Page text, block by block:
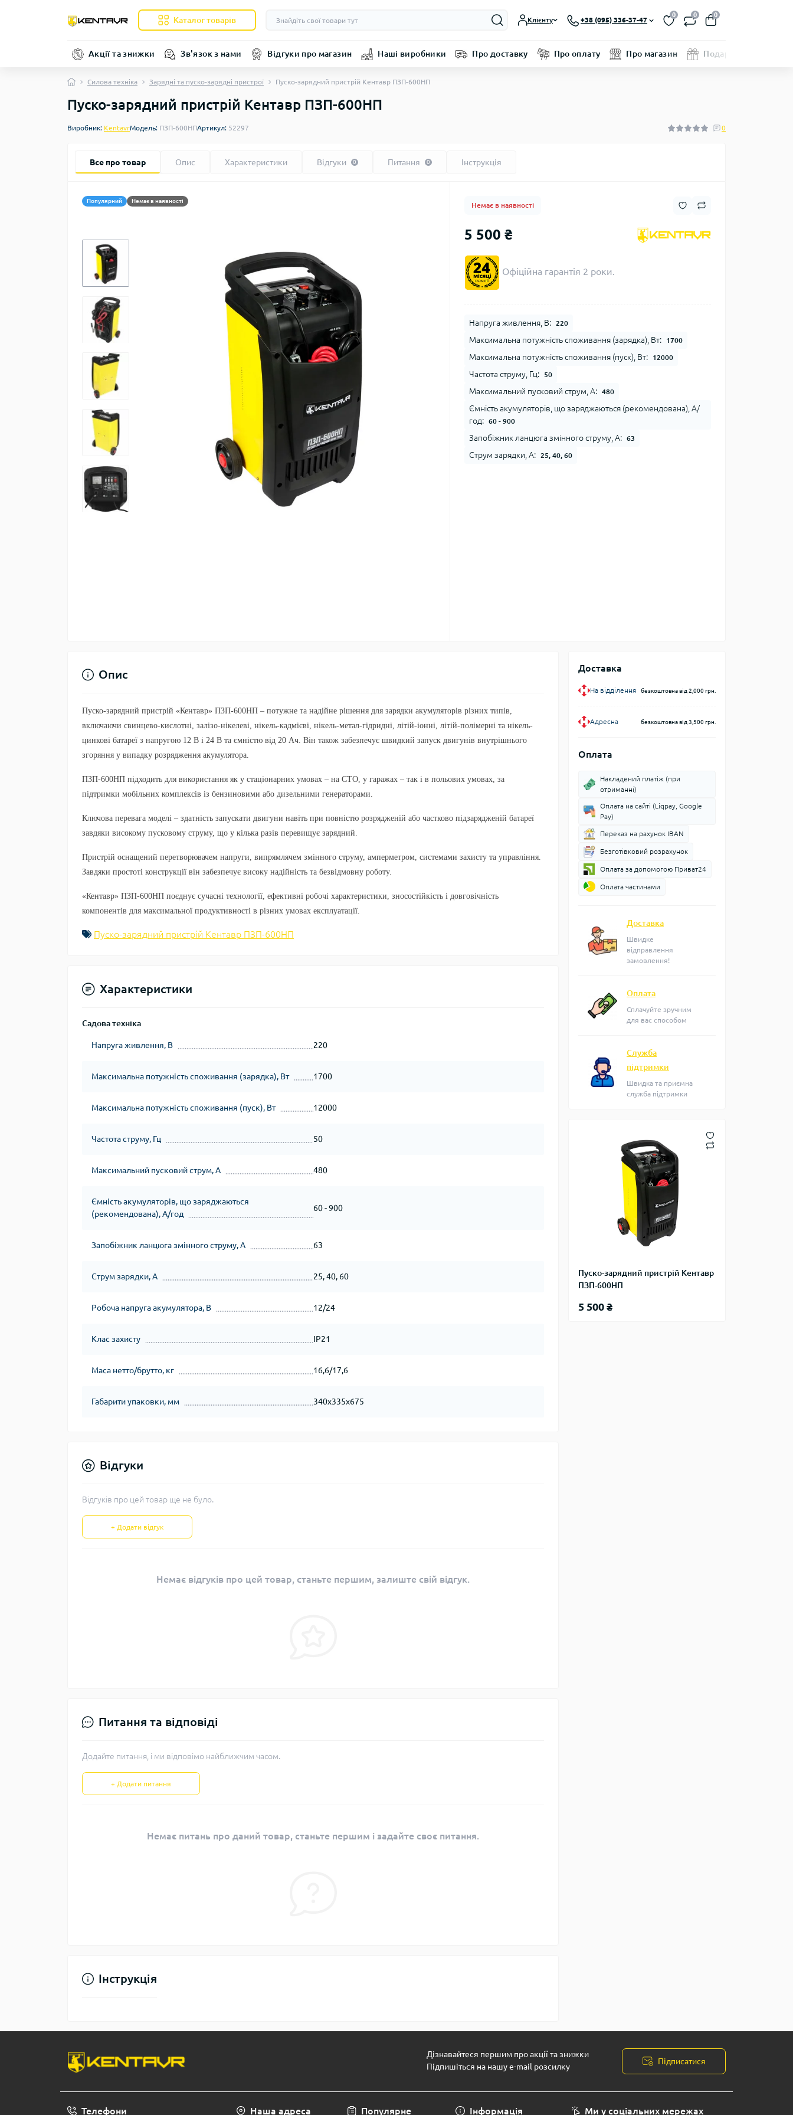
Каталог товарів Клієнту +38 (095) 336-37-47
0 0 0
Акції та знижки Зв'язок з нами Відгуки про магазин Наші виробники Про доставку Про оплату Про магазин Подарунковий
Силова техніка Зарядні та пуско-зарядні пристрої Пуско-зарядний пристрій Кентавр ПЗП-600НП
Пуско-зарядний пристрій Кентавр ПЗП-600НП
Виробник: KentavrМодель: ПЗП-600НПАртикул: 52297 0
Все про товар Опис Характеристики Відгуки 0 Питання 0 Інструкція
Популярний Немає в наявності
Немає в наявності
5 500 ₴
Офіційна гарантія 2 роки.
Напруга живлення, В: 220
Максимальна потужність споживання (зарядка), Вт: 1700
Максимальна потужність споживання (пуск), Вт: 12000
Частота струму, Гц: 50
Максимальний пусковий струм, А: 480
Ємність акумуляторів, що заряджаються (рекомендована), А/
год:
60 - 900
Запобіжник ланцюга змінного струму, А: 63
Струм зарядки, А: 25, 40, 60
Доставка
На відділення безкоштовна від 2,000 грн.
Адресна безкоштовна від 3,500 грн.
Оплата
Накладений платіж (при
отриманні)
Оплата на сайті (Liqpay, Google
Pay)
Переказ на рахунок IBAN
Безготівковий розрахунок
Оплата за допомогою Приват24
Оплата частинами
Доставка
Швидке
відправлення
замовлення!
Оплата
Сплачуйте зручним
для вас способом
Служба
підтримки
Швидка та приємна
служба підтримки
Пуско-зарядний пристрій Кентавр
ПЗП-600НП
5 500 ₴
Опис
Пуско-зарядний пристрій «Кентавр» ПЗП-600НП – потужне та надійне рішення для зарядки акумуляторів різних типів,
включаючи свинцево-кислотні, залізо-нікелеві, нікель-кадмієві, нікель-метал-гідридні, літій-іонні, літій-полімерні та нікель-
цинкові батареї з напругою 12 В і 24 В та ємністю від 20 Ач. Він також забезпечує швидкий запуск двигунів внутрішнього
згоряння у випадку розрядження акумулятора.
ПЗП-600НП підходить для використання як у стаціонарних умовах – на СТО, у гаражах – так і в польових умовах, за
підтримки мобільних комплексів із бензиновими або дизельними генераторами.
Ключова перевага моделі – здатність запускати двигуни навіть при повністю розрядженій або частково підзарядженій батареї
завдяки високому пусковому струму, що у кілька разів перевищує зарядний.
Пристрій оснащений перетворювачем напруги, випрямлячем змінного струму, амперметром, системами захисту та управління.
Завдяки простоті конструкції він забезпечує високу надійність та безвідмовну роботу.
«Кентавр» ПЗП-600НП поєднує сучасні технології, ефективні робочі характеристики, зносостійкість і довговічність
компонентів для максимальної продуктивності в різних умовах експлуатації.
Пуско-зарядний пристрій Кентавр ПЗП-600НП
Характеристики
Садова техніка
Напруга живлення, В 220
Максимальна потужність споживання (зарядка), Вт 1700
Максимальна потужність споживання (пуск), Вт 12000
Частота струму, Гц 50
Максимальний пусковий струм, А 480
Ємність акумуляторів, що заряджаються
(рекомендована), А/год
60 - 900
Запобіжник ланцюга змінного струму, А 63
Струм зарядки, А 25, 40, 60
Робоча напруга акумулятора, В 12/24
Клас захисту IP21
Маса нетто/брутто, кг 16,6/17,6
Габарити упаковки, мм 340х335х675
Відгуки
Відгуків про цей товар ще не було.
+ Додати відгук
Немає відгуків про цей товар, станьте першим, залиште свій відгук.
Питання та відповіді
Додайте питання, і ми відповімо найближчим часом.
+ Додати питання
Немає питань про даний товар, станьте першим і задайте своє питання.
Інструкція
Дізнавайтеся першим про акції та знижки
Підпишіться на нашу e-mail розсилку
Підписатися
Телефони Наша адреса Популярне Інформація Ми у соціальних мережах